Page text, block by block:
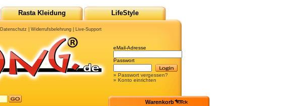
Warenkorb
Rasta Kleidung LifeStyle
eMail-Adresse
Passwort
» Passwort vergessen?
» Konto einrichten
Datenschutz Widerrufsbelehrung| Live-Support